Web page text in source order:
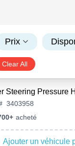
Prix
Clear All
Steering Pressure
3403958
acheté
Ajouter un véhicule